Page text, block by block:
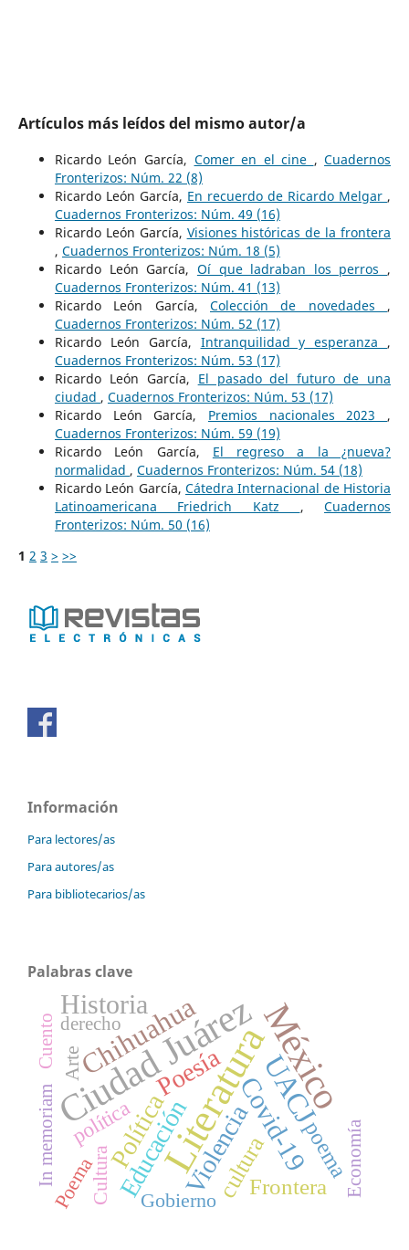
Artículos más leídos del mismo autor/a
Ricardo León García, Comer en el cine ,Cuadernos
Fronterizos: Núm. 22 (8)
Ricardo León García, En recuerdo de Ricardo Melgar ,
Cuadernos Fronterizos: Núm. 49 (16)
Ricardo León García, Visiones históricas de la frontera
, Cuadernos Fronterizos: Núm. 18 (5)
Ricardo León García, Oí que ladraban los perros ,
Cuadernos Fronterizos: Núm. 41 (13)
Ricardo León García, Colección de novedades ,
Cuadernos Fronterizos: Núm. 52 (17)
Ricardo León García, Intranquilidad y esperanza ,
Cuadernos Fronterizos: Núm. 53 (17)
Ricardo León García, El pasado del futuro de una
ciudad , Cuadernos Fronterizos: Núm. 53 (17)
Ricardo León García, Premios nacionales 2023 ,
Cuadernos Fronterizos: Núm. 59 (19)
Ricardo León García, El regreso a la ¿nueva?
normalidad , Cuadernos Fronterizos: Núm. 54 (18)
Ricardo León García, Cátedra Internacional de Historia
Latinoamericana Friedrich Katz ,Cuadernos
Fronterizos: Núm. 50 (16)
1 2 3 > >>
Información
Para lectores/as
Para autores/as
Para bibliotecarios/as
Palabras clave
Literatura
Ciudad JuárezMéxico
UACJ
Chihuahua
Historia
Covid-19
Poesía
Violencia
Educación
Política cultura poema
Frontera
política
Cultura
Poema
Arte
Gobierno
derecho
Economía
In memoriam
Cuento